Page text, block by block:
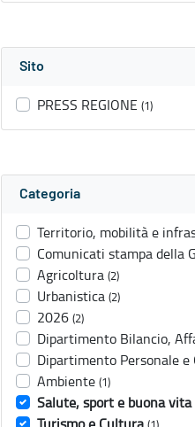
Sito
PRESS REGIONE (1)
Categoria
Territorio, mobilità e
Comunicati stampa della
Agricoltura (2)
Urbanistica (2)
2026 (2)
Dipartimento Bilancio,
Dipartimento Personale e
Ambiente (1)
Salute, sport e buona vita